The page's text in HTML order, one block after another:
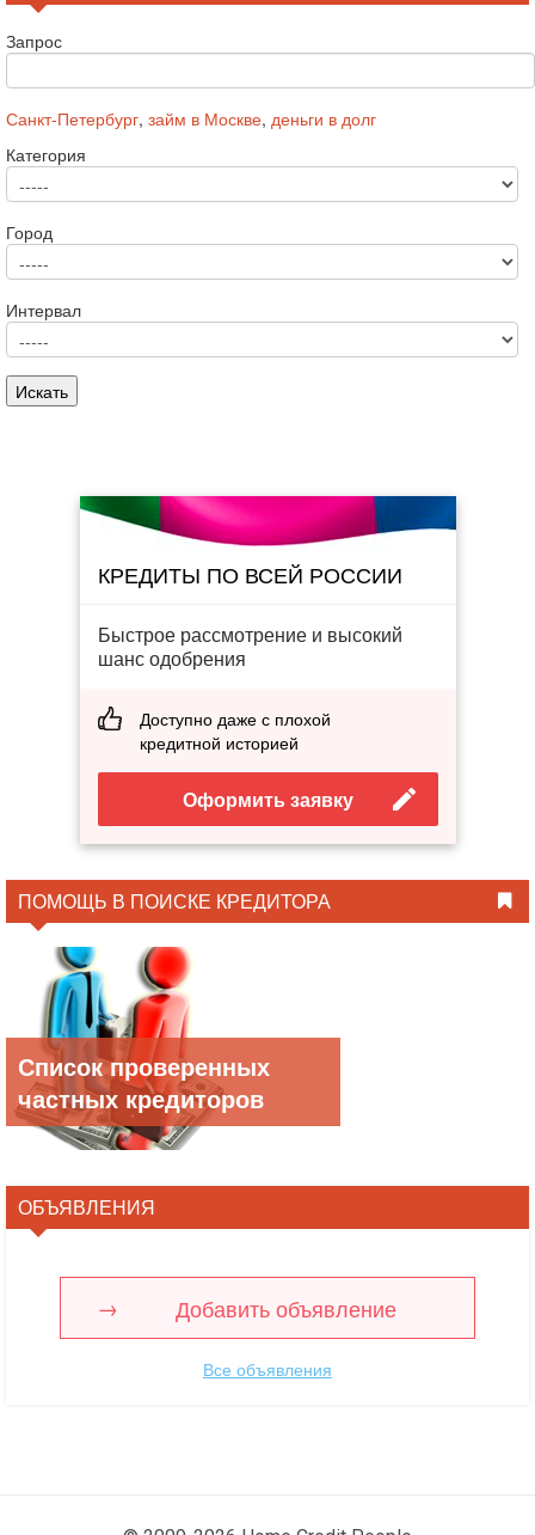
Запрос
Санкт-Петербург, займ в Москве, деньги в долг
Категория
Город
Интервал
КРЕДИТЫ ПО ВСЕЙ РОССИИ
Быстрое рассмотрение и высокий
шанс одобрения
Доступно даже с плохой
кредитной историей
Оформить заявку
ПОМОЩЬ В ПОИСКЕ КРЕДИТОРА
Список проверенных
частных кредиторов
ОБЪЯВЛЕНИЯ
Добавить объявление
Все объявления